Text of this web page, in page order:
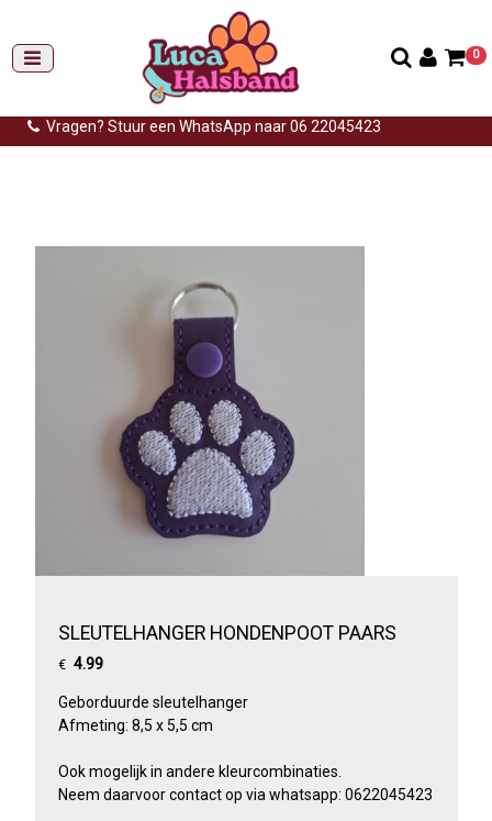
Gemiddelde levertijd: 3 tot 14 werkdagen
Gratis verzending (NL) vanaf €99,-
Vragen? Stuur een WhatsApp naar 06 22045423
0
SLEUTELHANGER HONDENPOOT PAARS
€ 4.99
Geborduurde sleutelhanger
Afmeting: 8,5 x 5,5 cm
Ook mogelijk in andere kleurcombinaties.
Neem daarvoor contact op via whatsapp: 0622045423